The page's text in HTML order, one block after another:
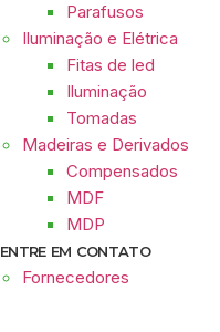
Parafusos
Iluminação e Elétrica
Fitas de led
Iluminação
Tomadas
Madeiras e Derivados
Compensados
MDF
MDP
ENTRE EM CONTATO
Fornecedores